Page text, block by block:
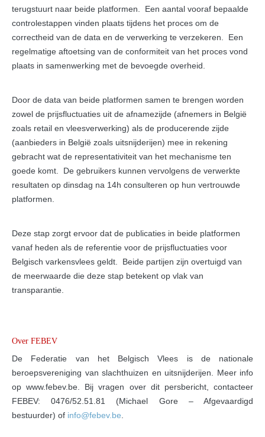
terugstuurt naar beide platformen. Een aantal vooraf bepaalde
controlestappen vinden plaats tijdens het proces om de
correctheid van de data en de verwerking te verzekeren. Een
regelmatige aftoetsing van de conformiteit van het proces vond
plaats in samenwerking met de bevoegde overheid.
Door de data van beide platformen samen te brengen worden
zowel de prijsfluctuaties uit de afnamezijde (afnemers in België
zoals retail en vleesverwerking) als de producerende zijde
(aanbieders in België zoals uitsnijderijen) mee in rekening
gebracht wat de representativiteit van het mechanisme ten
goede komt. De gebruikers kunnen vervolgens de verwerkte
resultaten op dinsdag na 14h consulteren op hun vertrouwde
platformen.
Deze stap zorgt ervoor dat de publicaties in beide platformen
vanaf heden als de referentie voor de prijsfluctuaties voor
Belgisch varkensvlees geldt. Beide partijen zijn overtuigd van
de meerwaarde die deze stap betekent op vlak van
transparantie.
Over FEBEV
De Federatie van het Belgisch Vlees is de nationale
beroepsvereniging van slachthuizen en uitsnijderijen. Meer info
op www.febev.be. Bij vragen over dit persbericht, contacteer
FEBEV: 0476/52.51.81 (Michael Gore – Afgevaardigd
bestuurder) of info@febev.be